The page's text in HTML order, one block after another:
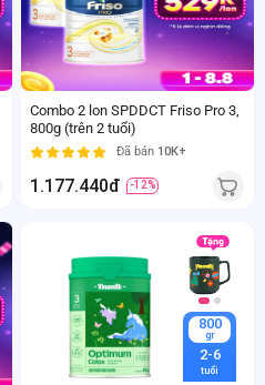
800
gr
Trên 2
Combo 2 lon SPDDCT Friso Pro 3,
800g (trên 2 tuổi)
Đã bán 10K+
1.177.440đ -12%
800
gr
2-6
tuổi